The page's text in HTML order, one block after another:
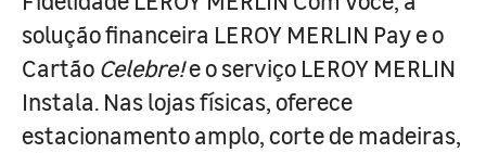
solução financeira LEROY MERLIN Pay e o
Cartão Celebre!e o serviço LEROY MERLIN
Instala. Nas lojas físicas, oferece
estacionamento amplo, corte de madeiras,